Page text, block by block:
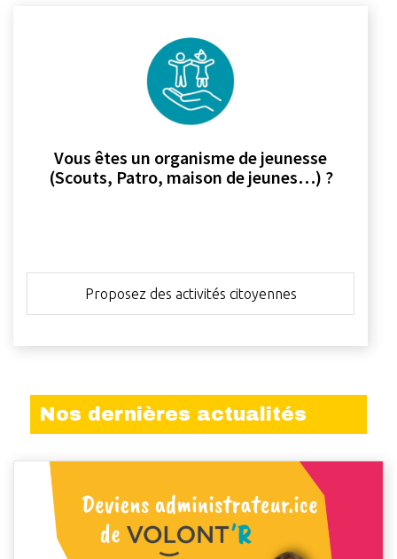
Vous êtes un organisme de jeunesse
(Scouts, Patro, maison de jeunes…) ?
Proposez des activités citoyennes
Nos dernières actualités